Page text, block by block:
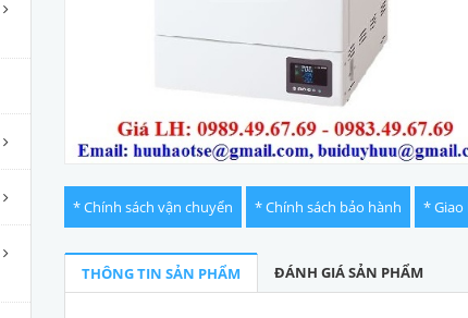
* Chính sách vận chuyển * Chính sách bảo hành * Giao
THÔNG TIN SẢN PHẨM ĐÁNH GIÁ SẢN PHẨM